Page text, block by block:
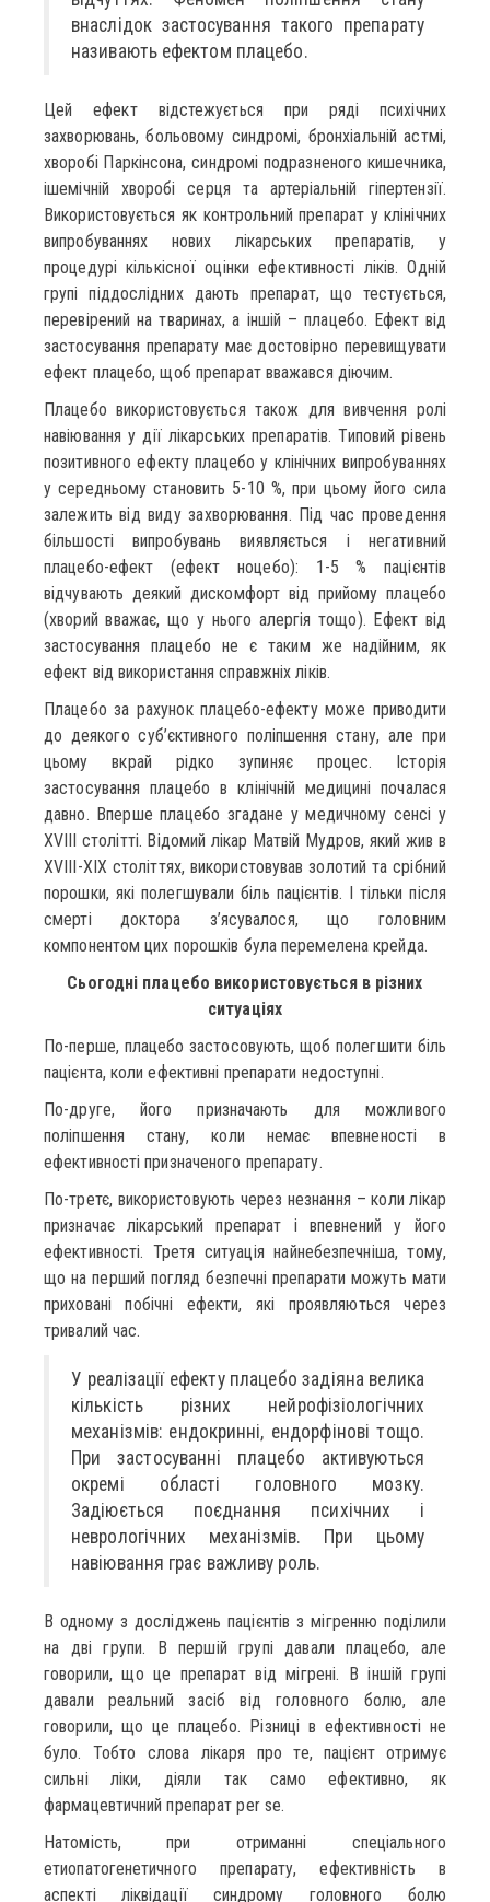
внаслідок застосування такого препарату
називають ефектом плацебо.
Цей ефект відстежується при ряді психічних
захворювань, больовому синдромі, бронхіальній астмі,
хворобі Паркінсона, синдромі подразненого кишечника,
ішемічній хворобі серця та артеріальній гіпертензії.
Використовується як контрольний препарат у клінічних
випробуваннях нових лікарських препаратів, у
процедурі кількісної оцінки ефективності ліків. Одній
групі піддослідних дають препарат, що тестується,
перевірений на тваринах, а іншій – плацебо. Ефект від
застосування препарату має достовірно перевищувати
ефект плацебо, щоб препарат вважався діючим.
Плацебо використовується також для вивчення ролі
навіювання у дії лікарських препаратів. Типовий рівень
позитивного ефекту плацебо у клінічних випробуваннях
у середньому становить 5-10 %, при цьому його сила
залежить від виду захворювання. Під час проведення
більшості випробувань виявляється і негативний
плацебо-ефект (ефект ноцебо): 1-5 % пацієнтів
відчувають деякий дискомфорт від прийому плацебо
(хворий вважає, що у нього алергія тощо). Ефект від
застосування плацебо не є таким же надійним, як
ефект від використання справжніх ліків.
Плацебо за рахунок плацебо-ефекту може приводити
до деякого суб’єктивного поліпшення стану, але при
цьому вкрай рідко зупиняє процес. Історія
застосування плацебо в клінічній медицині почалася
давно. Вперше плацебо згадане у медичному сенсі у
XVIII столітті. Відомий лікар Матвій Мудров, який жив в
XVIII-XIX століттях, використовував золотий та срібний
порошки, які полегшували біль пацієнтів. І тільки після
смерті доктора з’ясувалося, що головним
компонентом цих порошків була перемелена крейда.
Сьогодні плацебо використовується в різних
ситуаціях
По-перше, плацебо застосовують, щоб полегшити біль
пацієнта, коли ефективні препарати недоступні.
По-друге, його призначають для можливого
поліпшення стану, коли немає впевненості в
ефективності призначеного препарату.
По-третє, використовують через незнання – коли лікар
призначає лікарський препарат і впевнений у його
ефективності. Третя ситуація найнебезпечніша, тому,
що на перший погляд безпечні препарати можуть мати
приховані побічні ефекти, які проявляються через
тривалий час.
У реалізації ефекту плацебо задіяна велика
кількість різних нейрофізіологічних
механізмів: ендокринні, ендорфінові тощо.
При застосуванні плацебо активуються
окремі області головного мозку.
Задіюється поєднання психічних і
неврологічних механізмів. При цьому
навіювання грає важливу роль.
В одному з досліджень пацієнтів з мігренню поділили
на дві групи. В першій групі давали плацебо, але
говорили, що це препарат від мігрені. В іншій групі
давали реальний засіб від головного болю, але
говорили, що це плацебо. Різниці в ефективності не
було. Тобто слова лікаря про те, пацієнт отримує
сильні ліки, діяли так само ефективно, як
фармацевтичний препарат per se.
Натомість, при отриманні спеціального
етиопатогенетичного препарату, ефективність в
аспекті ліквідації синдрому головного болю